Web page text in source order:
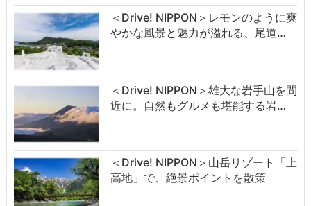
＜Drive! NIPPON＞レモンのように爽
やかな風景と魅力が溢れる、尾道…
＜Drive! NIPPON＞雄大な岩手山を間
近に。自然もグルメも堪能する岩…
＜Drive! NIPPON＞山岳リゾート「上
高地」で、絶景ポイントを散策